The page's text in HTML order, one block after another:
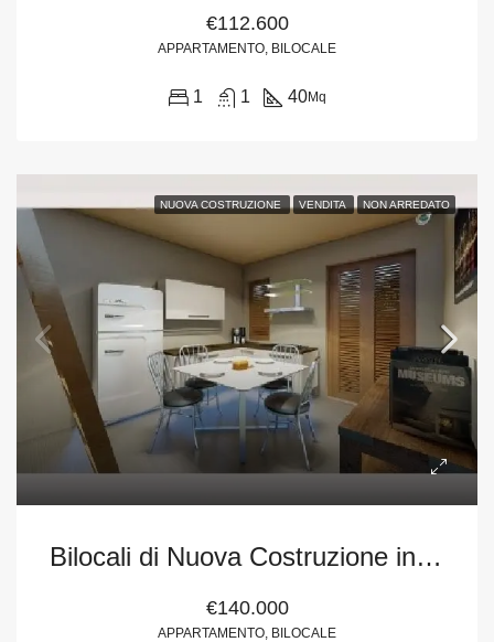
€112.600
APPARTAMENTO, BILOCALE
1 1 40Mq
NUOVA COSTRUZIONE VENDITA NON ARREDATO
Bilocali di Nuova Costruzione in Via Grotta Polifemo, Milazzo (Me)
€140.000
APPARTAMENTO, BILOCALE